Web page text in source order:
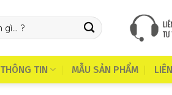
THÔNG TIN MẪU SẢN PHẨM